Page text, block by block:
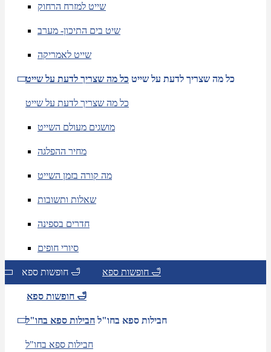
שייט למזרח הרחוק
שיט בים התיכון- מערב
שייט לאמריקה
כל מה שצריך לדעת על שייט כל מה שצריך לדעת על שייט
כל מה שצריך לדעת על שייט
מושגים מעולם השייט
מחיר ההפלגה
מה קורה בזמן השייט
שאלות ותשובות
חדרים בספינה
סיורי חופים
חופשות ספא 🛁 חופשות ספא 🛁
חופשות ספא 🛁
חבילות ספא בחו"ל חבילות ספא בחו"ל
חבילות ספא בחו"ל